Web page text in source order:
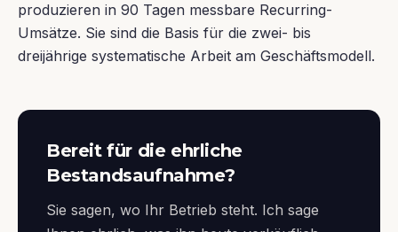
produzieren in 90 Tagen messbare Recurring-
Umsätze. Sie sind die Basis für die zwei- bis
dreijährige systematische Arbeit am Geschäftsmodell.
Bereit für die ehrliche
Bestandsaufnahme?
Sie sagen, wo Ihr Betrieb steht. Ich sage